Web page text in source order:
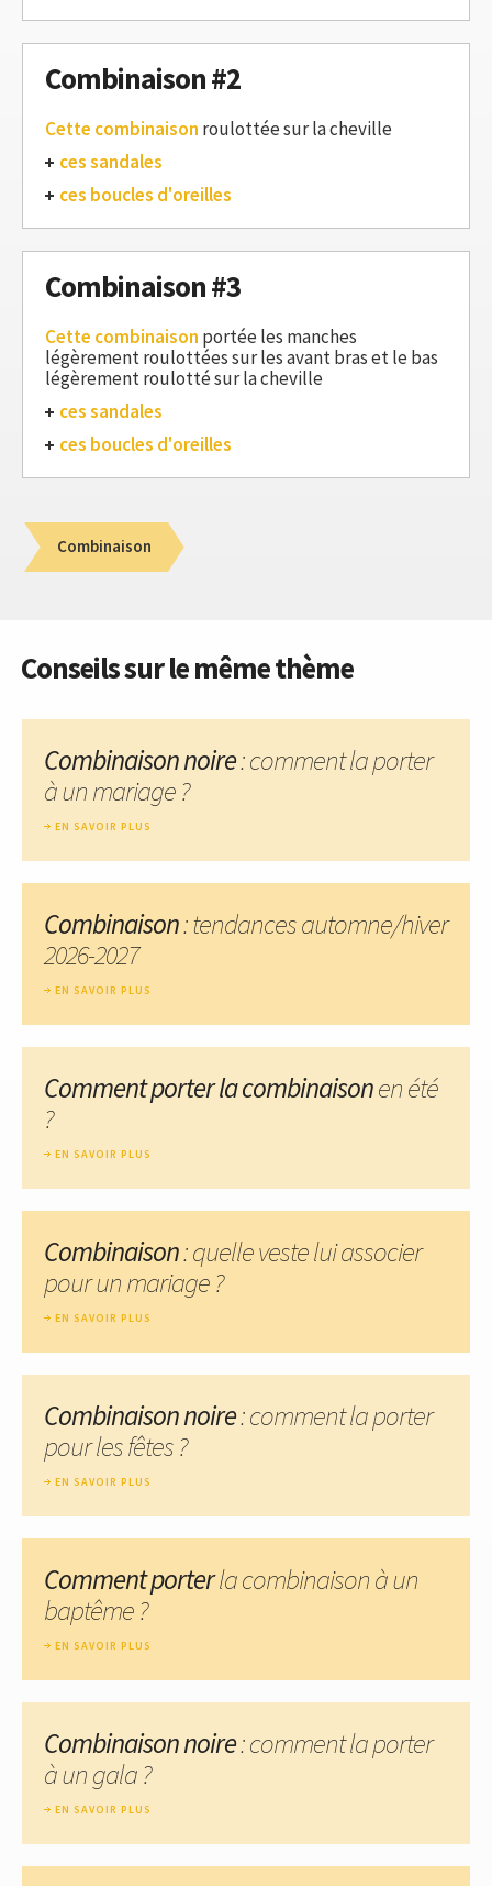
Combinaison #2
Cette combinaison roulottée sur la cheville
ces sandales
ces boucles d'oreilles
Combinaison #3
Cette combinaison portée les manches
légèrement roulottées sur les avant bras et le bas
légèrement roulotté sur la cheville
ces sandales
ces boucles d'oreilles
Combinaison
Conseils sur le même thème
Combinaison noire: comment la porter
à un mariage ?
EN SAVOIR PLUS
Combinaison: tendances automne/hiver
2026-2027
EN SAVOIR PLUS
Comment porter la combinaisonen été
?
EN SAVOIR PLUS
Combinaison: quelle veste lui associer
pour un mariage ?
EN SAVOIR PLUS
Combinaison noire: comment la porter
pour les fêtes ?
EN SAVOIR PLUS
Comment porterla combinaison à un
baptême ?
EN SAVOIR PLUS
Combinaison noire: comment la porter
à un gala ?
EN SAVOIR PLUS